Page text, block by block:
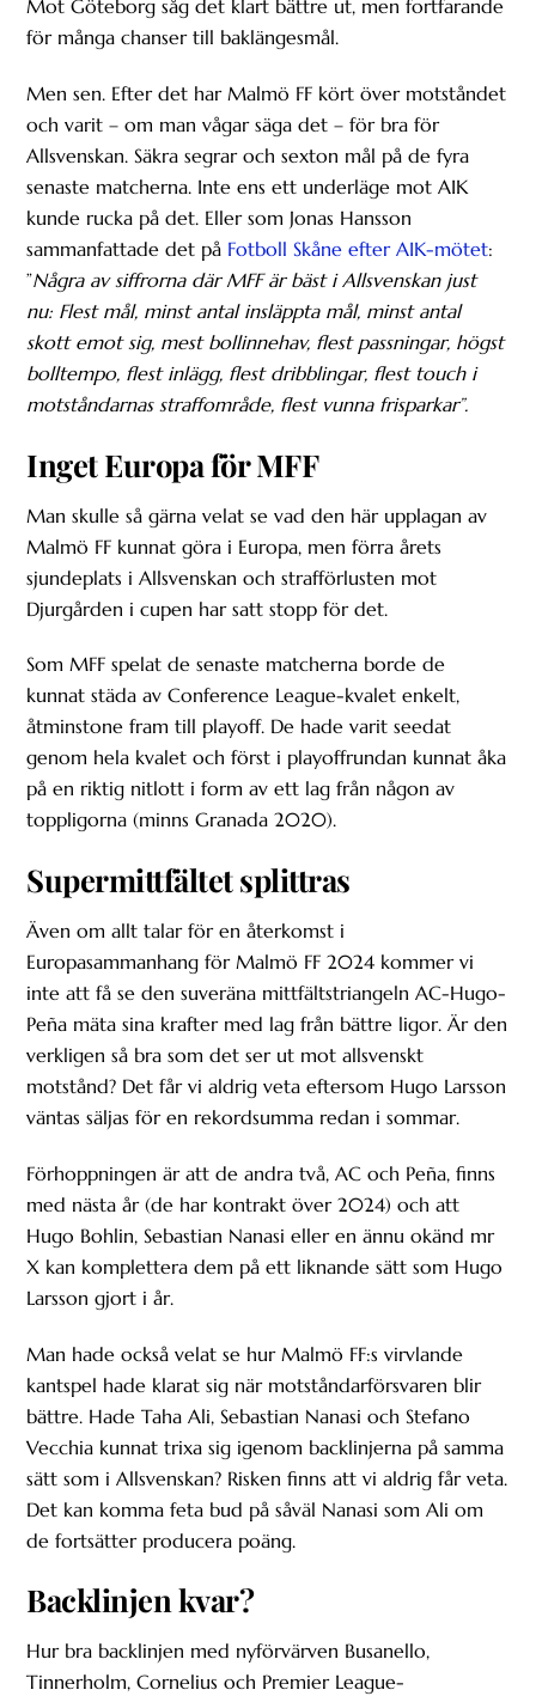
Mot Göteborg såg det klart bättre ut, men fortfarande
för många chanser till baklängesmål.
Men sen. Efter det har Malmö FF kört över motståndet
och varit – om man vågar säga det – för bra för
Allsvenskan. Säkra segrar och sexton mål på de fyra
senaste matcherna. Inte ens ett underläge mot AIK
kunde rucka på det. Eller som Jonas Hansson
sammanfattade det på Fotboll Skåne efter AIK-mötet:
”Några av siffrorna där MFF är bäst i Allsvenskan just
nu: Flest mål, minst antal insläppta mål, minst antal
skott emot sig, mest bollinnehav, flest passningar, högst
bolltempo, flest inlägg, flest dribblingar, flest touch i
motståndarnas straffområde, flest vunna frisparkar”.
Inget Europa för MFF
Man skulle så gärna velat se vad den här upplagan av
Malmö FF kunnat göra i Europa, men förra årets
sjundeplats i Allsvenskan och strafförlusten mot
Djurgården i cupen har satt stopp för det.
Som MFF spelat de senaste matcherna borde de
kunnat städa av Conference League-kvalet enkelt,
åtminstone fram till playoff. De hade varit seedat
genom hela kvalet och först i playoffrundan kunnat åka
på en riktig nitlott i form av ett lag från någon av
toppligorna (minns Granada 2020).
Supermittfältet splittras
Även om allt talar för en återkomst i
Europasammanhang för Malmö FF 2024 kommer vi
inte att få se den suveräna mittfältstriangeln AC-Hugo-
Peña mäta sina krafter med lag från bättre ligor. Är den
verkligen så bra som det ser ut mot allsvenskt
motstånd? Det får vi aldrig veta eftersom Hugo Larsson
väntas säljas för en rekordsumma redan i sommar.
Förhoppningen är att de andra två, AC och Peña, finns
med nästa år (de har kontrakt över 2024) och att
Hugo Bohlin, Sebastian Nanasi eller en ännu okänd mr
X kan komplettera dem på ett liknande sätt som Hugo
Larsson gjort i år.
Man hade också velat se hur Malmö FF:s virvlande
kantspel hade klarat sig när motståndarförsvaren blir
bättre. Hade Taha Ali, Sebastian Nanasi och Stefano
Vecchia kunnat trixa sig igenom backlinjerna på samma
sätt som i Allsvenskan? Risken finns att vi aldrig får veta.
Det kan komma feta bud på såväl Nanasi som Ali om
de fortsätter producera poäng.
Backlinjen kvar?
Hur bra backlinjen med nyförvärven Busanello,
Tinnerholm, Cornelius och Premier League-